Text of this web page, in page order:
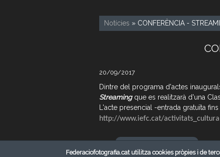
Notícies » CONFERÈNCIA -
20/09/2017
Dintre del programa d'actes
Streamingque es realitzarà d'una
L'acte presencial -entrada gratuïta
http://www.iefc.cat/
Federaciofotografia.cat utilitza cookies pròpies i de